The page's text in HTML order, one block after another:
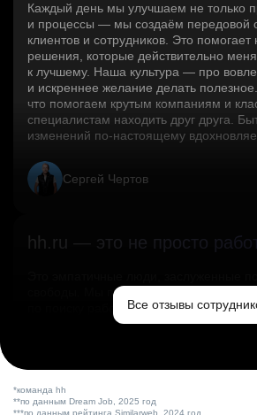
Каждый день мы улучшаем не только
и процессы — мы создаём передовой
клиентов и сотрудников. Это
решения, которые действительно
к лучшему. Наша культура — про
и искреннее желание делать
что помогаем крутым компаниям и
специалистам находить друг друга.
изменений по‑настоящему
Сергей Чертов
hh.ru — это не просто
свободы. Мы помогаем миру и
по поиску работы в стране.
Все отзывы
*команда hh
**по данным Dream Job, 2025 год
***по данным рейтинга Similarweb, 2024 год